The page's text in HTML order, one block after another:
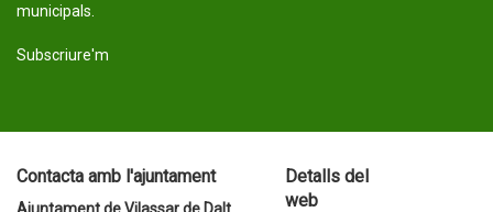
municipals.
Subscriure'm
Contacta amb l'ajuntament
Ajuntament de Vilassar de Dalt
Detalls del
web